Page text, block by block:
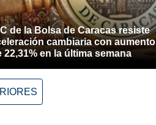
de la Bolsa de Caracas resiste
cambiaria con aumento
22,31% en la última semana